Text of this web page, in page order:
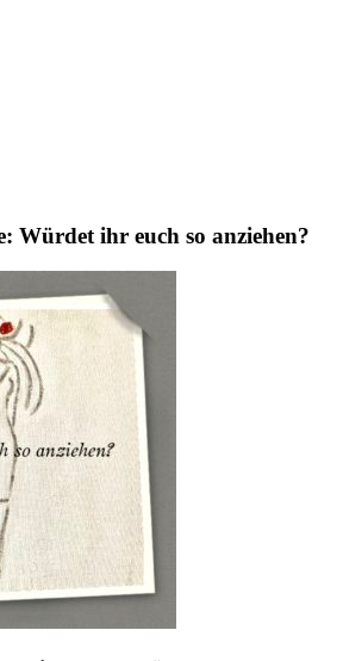
Würdet ihr euch so anziehen?